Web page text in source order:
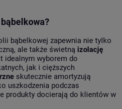
bąbelkowej zapewnia nie tylko
ale także świetną izolację
idealnym wyborem do
jak i cięższych
skutecznie amortyzują
uszkodzenia podczas
produkty docierają do klientów w